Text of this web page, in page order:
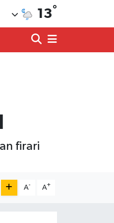
13°
firari
A- A+